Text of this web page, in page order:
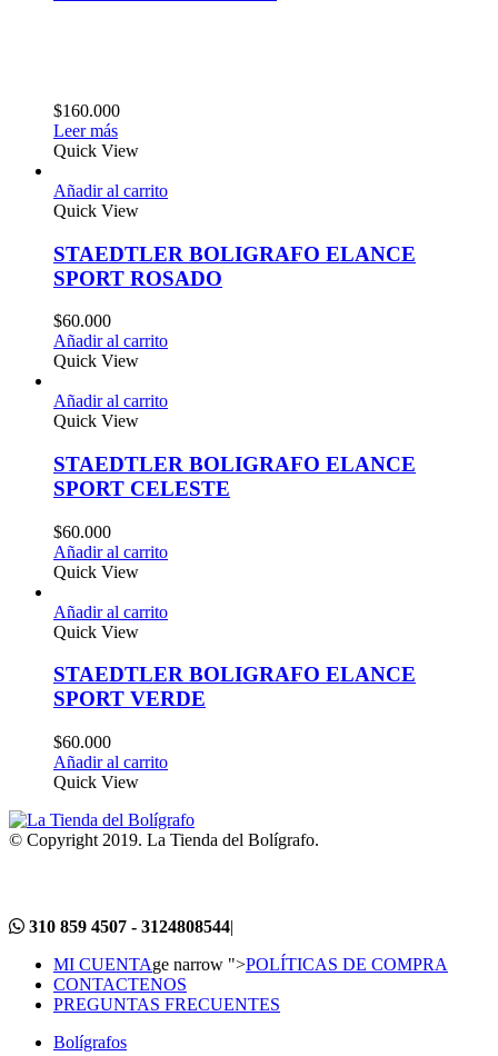
$160.000
Leer más
Quick View
Añadir al carrito
Quick View
STAEDTLER BOLIGRAFO ELANCE
SPORT ROSADO
$60.000
Añadir al carrito
Quick View
Añadir al carrito
Quick View
STAEDTLER BOLIGRAFO ELANCE
SPORT CELESTE
$60.000
Añadir al carrito
Quick View
Añadir al carrito
Quick View
STAEDTLER BOLIGRAFO ELANCE
SPORT VERDE
$60.000
Añadir al carrito
Quick View
© Copyright 2019. La Tienda del Bolígrafo.
310 859 4507 - 3124808544|
MI CUENTAge narrow ">POLÍTICAS DE COMPRA
CONTACTENOS
PREGUNTAS FRECUENTES
Bolígrafos